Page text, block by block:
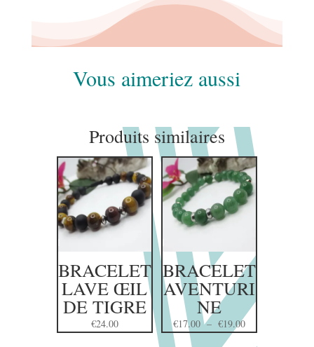
Vous aimeriez aussi
Produits similaires
BRACELET
LAVE ŒIL
DE TIGRE
€24.00
BRACELET
AVENTURI
NE
€17.00 – €19.00Plage